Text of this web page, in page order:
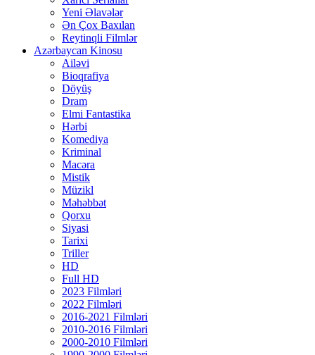
Yeni Əlavələr
Ən Çox Baxılan
Reytinqli Filmlər
Azərbaycan Kinosu
Ailəvi
Bioqrafiya
Döyüş
Dram
Elmi Fantastika
Hərbi
Komediya
Kriminal
Macəra
Mistik
Müzikl
Məhəbbət
Qorxu
Siyasi
Tarixi
Triller
HD
Full HD
2023 Filmləri
2022 Filmləri
2016-2021 Filmləri
2010-2016 Filmləri
2000-2010 Filmləri